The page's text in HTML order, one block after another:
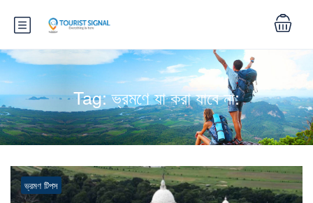
Tag:ভ্রমণে যা করা যাবে না:
ভ্রমণ টিপস